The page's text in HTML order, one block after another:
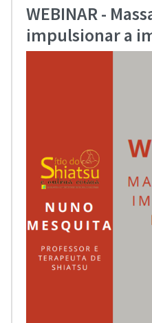
WEBINAR -
impulsionar a